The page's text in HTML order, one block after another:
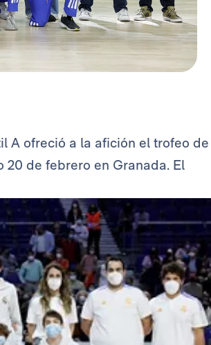
A ofreció a la afición el trofeo de
de febrero en Granada. El